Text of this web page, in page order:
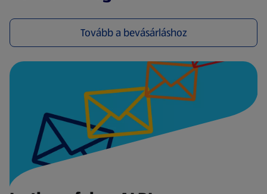
Tovább a bevásárláshoz
(új oldalon nyílik meg)